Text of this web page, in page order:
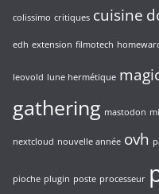
colissimo critiques cuisine
edh extension filmotech
leovold lune hermétique
gathering mastodon
nextcloud nouvelle année ovh
pioche plugin poste processeur